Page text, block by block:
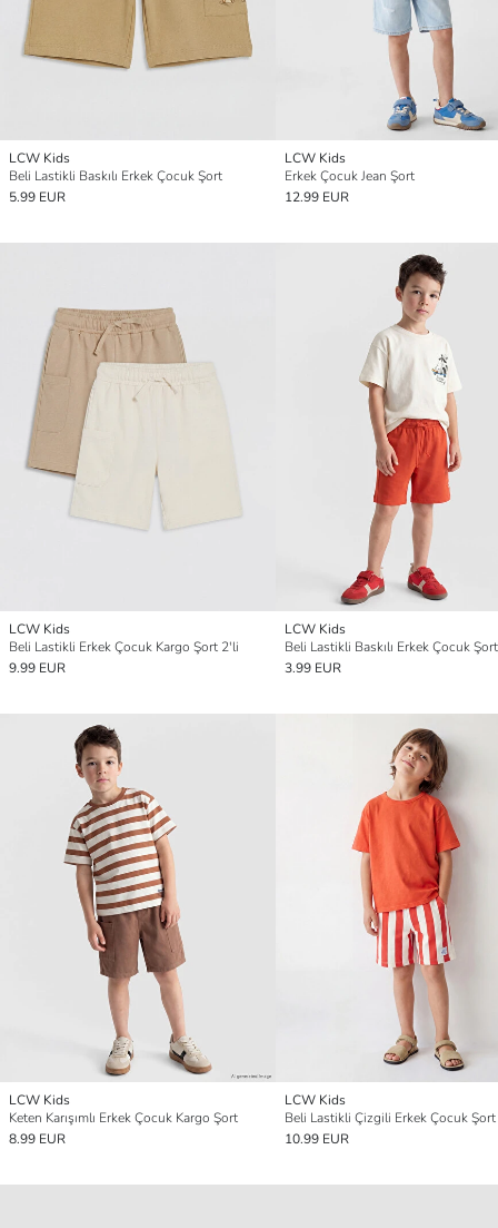
LCW Kids
Beli Lastikli Baskılı Erkek Çocuk Şort
5.99 EUR
LCW Kids
Erkek Çocuk Jean Şort
12.99 EUR
LCW Kids
Beli Lastikli Erkek Çocuk Kargo Şort 2'li
9.99 EUR
LCW Kids
Beli Lastikli Baskılı Erkek Çocuk Şort
3.99 EUR
LCW Kids
Keten Karışımlı Erkek Çocuk Kargo Şort
8.99 EUR
LCW Kids
Beli Lastikli Çizgili Erkek Çocuk Şort
10.99 EUR